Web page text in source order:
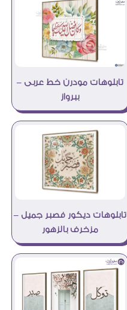
تابلوهات مودرن خط عربى –
ببرواز
تابلوهات ديكور فصبر جميل –
مزخرف بالزهور